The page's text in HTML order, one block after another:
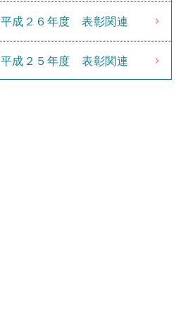
平成２６年度 表彰関連
平成２５年度 表彰関連